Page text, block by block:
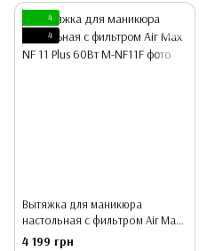
4
4
Вытяжка для маникюра
настольная с фильтром Air Max
NF 11 Plus 60Вт
4 199 грн